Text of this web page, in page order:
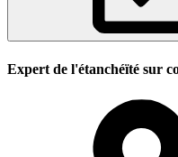
Expert de l'étanchéïté sur